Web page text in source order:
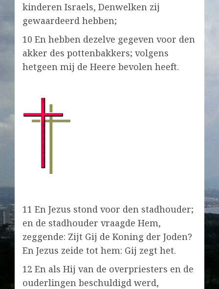
kinderen Israels, Denwelken zij
gewaardeerd hebben;
10 En hebben dezelve gegeven voor den
akker des pottenbakkers; volgens
hetgeen mij de Heere bevolen heeft.
11 En Jezus stond voor den stadhouder;
en de stadhouder vraagde Hem,
zeggende: Zijt Gij de Koning der Joden?
En Jezus zeide tot hem: Gij zegt het.
12 En als Hij van de overpriesters en de
ouderlingen beschuldigd werd,